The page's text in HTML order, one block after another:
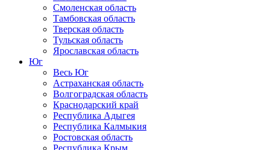
Смоленская область
Тамбовская область
Тверская область
Тульская область
Ярославская область
Юг
Весь Юг
Астраханская область
Волгоградская область
Краснодарский край
Республика Адыгея
Республика Калмыкия
Ростовская область
Республика Крым